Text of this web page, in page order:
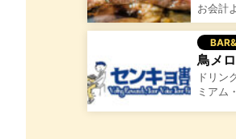
お会計
鳥メ
ドリン
ミアム